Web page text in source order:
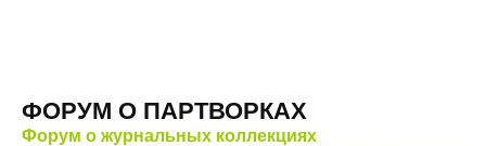
ФОРУМ О ПАРТВОРКАХ
Форум о журнальных коллекциях